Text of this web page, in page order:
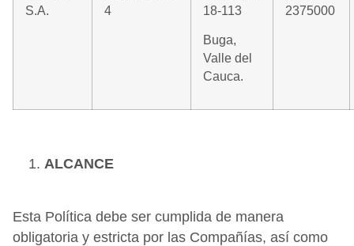
S.A.
4
18-113
Buga,
Valle del
Cauca.
2375000
ALCANCE
Esta Política debe ser cumplida de manera
obligatoria y estricta por las Compañías, así como